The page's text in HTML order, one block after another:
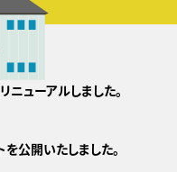
ニューアルしました。
公開いたしました。